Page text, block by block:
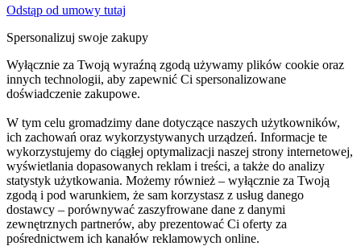
Odstąp od umowy tutaj
Spersonalizuj swoje zakupy
Wyłącznie za Twoją wyraźną zgodą używamy plików cookie oraz
innych technologii, aby zapewnić Ci spersonalizowane
doświadczenie zakupowe.
W tym celu gromadzimy dane dotyczące naszych użytkowników,
ich zachowań oraz wykorzystywanych urządzeń. Informacje te
wykorzystujemy do ciągłej optymalizacji naszej strony internetowej,
wyświetlania dopasowanych reklam i treści, a także do analizy
statystyk użytkowania. Możemy również – wyłącznie za Twoją
zgodą i pod warunkiem, że sam korzystasz z usług danego
dostawcy – porównywać zaszyfrowane dane z danymi
zewnętrznych partnerów, aby prezentować Ci oferty za
pośrednictwem ich kanałów reklamowych online.